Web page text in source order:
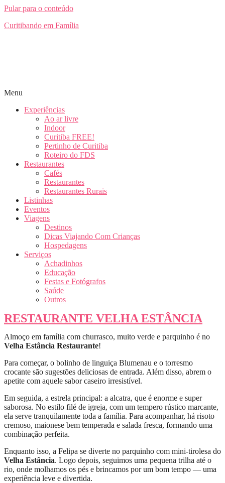
Pular para o conteúdo
Curitibando em Família
Menu
Experiências
Ao ar livre
Indoor
Curitiba FREE!
Pertinho de Curitiba
Roteiro do FDS
Restaurantes
Cafés
Restaurantes
Restaurantes Rurais
Listinhas
Eventos
Viagens
Destinos
Dicas Viajando Com Crianças
Hospedagens
Serviços
Achadinhos
Educação
Festas e Fotógrafos
Saúde
Outros
RESTAURANTE VELHA ESTÂNCIA
Almoço em família com churrasco, muito verde e parquinho é no
Velha Estância Restaurante!
Para começar, o bolinho de linguiça Blumenau e o torresmo
crocante são sugestões deliciosas de entrada. Além disso, abrem o
apetite com aquele sabor caseiro irresistível.
Em seguida, a estrela principal: a alcatra, que é enorme e super
saborosa. No estilo filé de igreja, com um tempero rústico marcante,
ela serve tranquilamente toda a família. Para acompanhar, há risoto
cremoso, maionese bem temperada e salada fresca, formando uma
combinação perfeita.
Enquanto isso, a Felipa se diverte no parquinho com mini-tirolesa do
Velha Estância. Logo depois, seguimos uma pequena trilha até o
rio, onde molhamos os pés e brincamos por um bom tempo — uma
experiência leve e divertida.